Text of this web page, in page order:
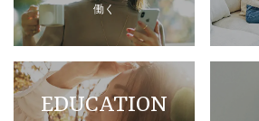
働く
EDUCATION